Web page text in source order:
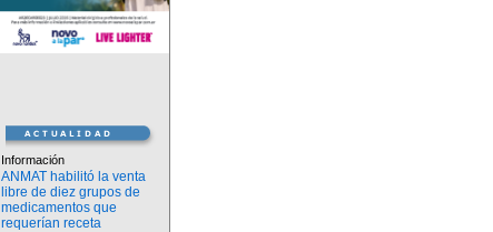
Información
ANMAT habilitó la venta
libre de diez grupos de
medicamentos que
requerían receta